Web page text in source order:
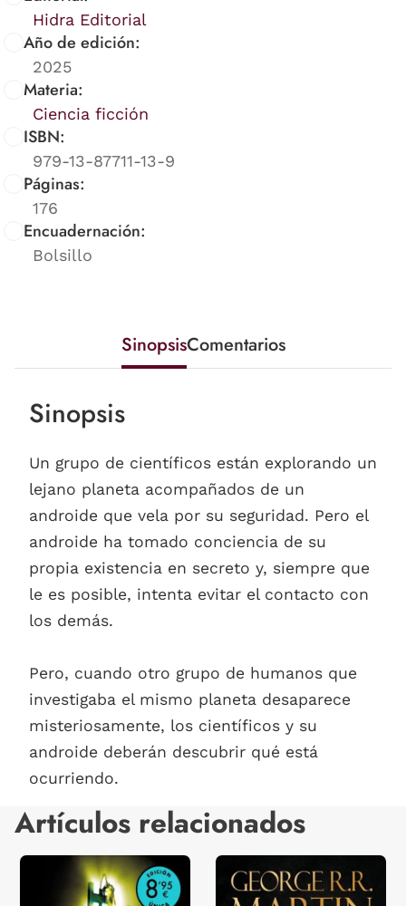
Hidra Editorial
Año de edición:
2025
Materia:
Ciencia ficción
ISBN:
979-13-87711-13-9
Páginas:
176
Encuadernación:
Bolsillo
SinopsisComentarios
Sinopsis
Un grupo de científicos están explorando un
lejano planeta acompañados de un
androide que vela por su seguridad. Pero el
androide ha tomado conciencia de su
propia existencia en secreto y, siempre que
le es posible, intenta evitar el contacto con
los demás.
Pero, cuando otro grupo de humanos que
investigaba el mismo planeta desaparece
misteriosamente, los científicos y su
androide deberán descubrir qué está
ocurriendo.
Artículos relacionados